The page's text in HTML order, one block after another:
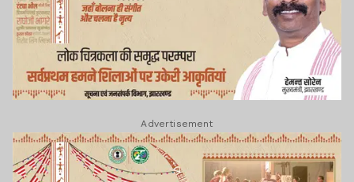
Advertisement